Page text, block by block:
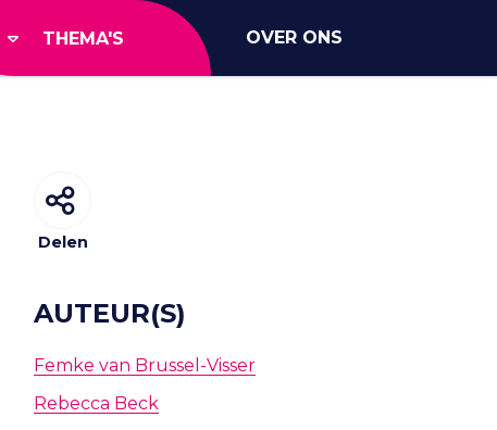
THEMA'S OVER ONS
Delen
AUTEUR(S)
Femke van Brussel-Visser
Rebecca Beck